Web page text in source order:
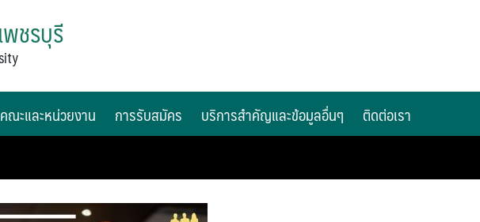
ชรบุรี
คณะและหน่วยงาน การรับสมัคร บริการสำคัญและข้อมูลอื่นๆ ติดต่อเรา